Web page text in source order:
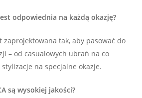
odpowiednia na każdą okazję?
zaprojektowana tak, aby pasować do
– od casualowych ubrań na co
na specjalne okazje.
są wysokiej jakości?